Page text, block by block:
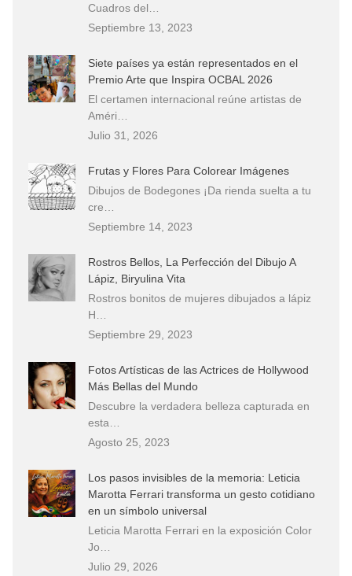
Cuadros del…
Septiembre 13, 2023
Siete países ya están representados en el
Premio Arte que Inspira OCBAL 2026
El certamen internacional reúne artistas de
Améri…
Julio 31, 2026
Frutas y Flores Para Colorear Imágenes
Dibujos de Bodegones ¡Da rienda suelta a tu
cre…
Septiembre 14, 2023
Rostros Bellos, La Perfección del Dibujo A
Lápiz, Biryulina Vita
Rostros bonitos de mujeres dibujados a lápiz
H…
Septiembre 29, 2023
Fotos Artísticas de las Actrices de Hollywood
Más Bellas del Mundo
Descubre la verdadera belleza capturada en
esta…
Agosto 25, 2023
Los pasos invisibles de la memoria: Leticia
Marotta Ferrari transforma un gesto cotidiano
en un símbolo universal
Leticia Marotta Ferrari en la exposición Color
Jo…
Julio 29, 2026